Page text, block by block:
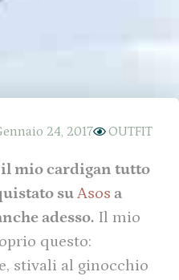
24, 2017 OUTFIT
il mio cardigan tutto
suAsos a
adesso. Il mio
questo:
stivali al ginocchio